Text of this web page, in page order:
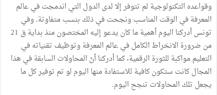
وقواعده التكنولوجية لم تتوفر إلا لدى الدول التي اندمجت في عالم
المعرفة في الوقت المناسب ونجحت في ذلك بنسب متفاوتة. وفي
تونس أدركنا اليوم أهمية ما كان يدعو إليه المختصون منذ بداية ق 21
من ضرورة الانخراط الكامل في عالم المعرفة وتوظيف تقنياته في
التعليم مواكبة للثورة الرقمية، كما أدركنا أنّ المحاولات السابقة في هذا
المجال كانت ستكون كافية للاستفادة منها اليوم لو تم توفير كل ما
يجعل تلك المحاولات تنجح اليوم.